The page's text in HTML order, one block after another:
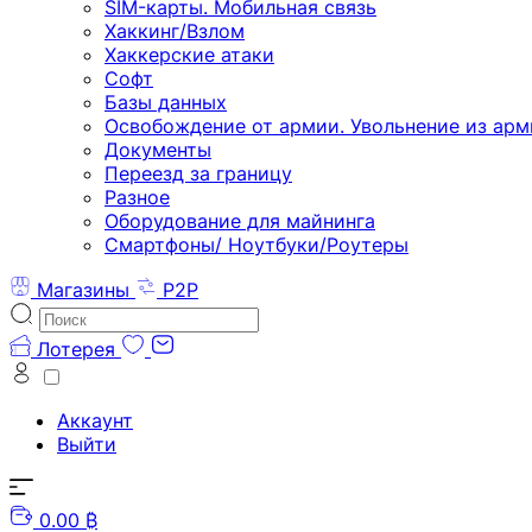
SIM-карты. Мобильная связь
Хаккинг/Взлом
Хаккерские атаки
Софт
Базы данных
Освобождение от армии. Увольнение из
Документы
Переезд за границу
Разное
Оборудование для майнинга
Смартфоны/ Ноутбуки/Роутеры
Магазины
P2P
Лотерея
Аккаунт
Выйти
0.00 ₿